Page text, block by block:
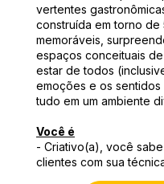
vertentes
construída em torno
memoráveis,
espaços conceituais
estar de todos
emoções e os
tudo em um ambiente
Você é
- Criativo(a), você
clientes com sua